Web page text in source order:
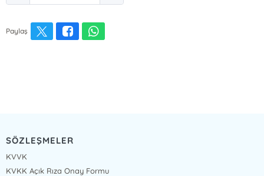
Paylaş
SÖZLEŞMELER
KVVK
KVKK Açık Rıza Onay Formu